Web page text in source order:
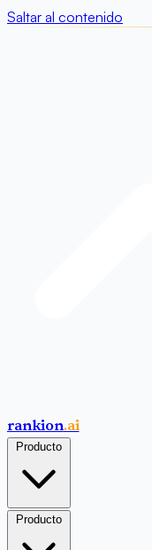
Saltar al contenido
rankion.ai
Producto
Producto